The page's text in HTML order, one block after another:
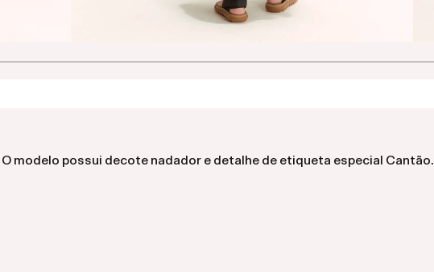
modelo possui decote nadador e detalhe de etiqueta especial Cantão.